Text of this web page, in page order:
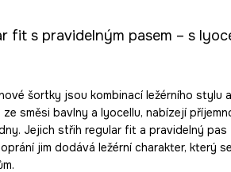
fit s pravidelným pasem – s
šortky jsou kombinací ležérního stylu
ze směsi bavlny a lyocellu, nabízejí
Jejich střih regular fit a pravidelný pas
jim dodává ležérní charakter, který